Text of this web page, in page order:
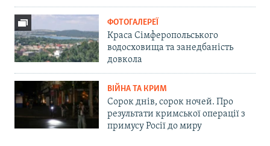
ФОТОГАЛЕРЕЇ
Краса Сімферопольського
водосховища та занедбаність
довкола
ВІЙНА ТА КРИМ
Сорок днів, сорок ночей. Про
результати кримської операції з
примусу Росії до миру